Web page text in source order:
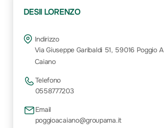
DESII LORENZO
Indirizzo
Via Giuseppe Garibaldi 51, 59016 Poggio A
Caiano
Telefono
0558777203
Email
poggioacaiano@groupama.it